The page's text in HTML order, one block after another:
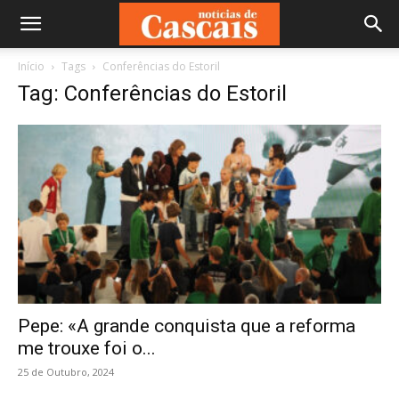
Início Tags Conferências do Estoril
Tag: Conferências do Estoril
Pepe: «A grande conquista que a reforma
me trouxe foi o...
25 de Outubro, 2024